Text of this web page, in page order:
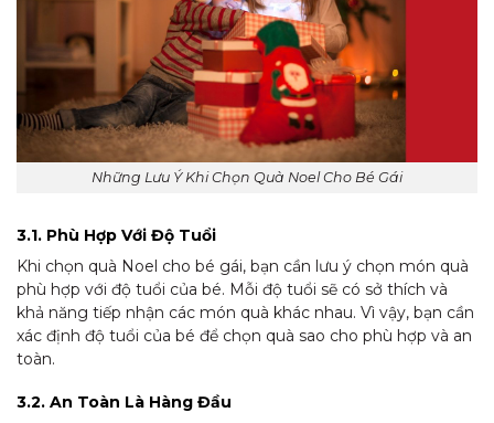
Những Lưu Ý Khi Chọn Quà Noel Cho Bé Gái
3.1. Phù Hợp Với Độ Tuổi
Khi chọn quà Noel cho bé gái, bạn cần lưu ý chọn món quà
phù hợp với độ tuổi của bé. Mỗi độ tuổi sẽ có sở thích và
khả năng tiếp nhận các món quà khác nhau. Vì vậy, bạn cần
xác định độ tuổi của bé để chọn quà sao cho phù hợp và an
toàn.
3.2. An Toàn Là Hàng Đầu